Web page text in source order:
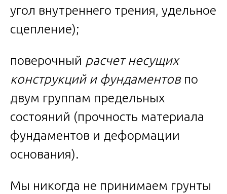
угол внутреннего трения, удельное
сцепление);
поверочный расчет несущих
конструкций и фундаментовпо
двум группам предельных
состояний (прочность материала
фундаментов и деформации
основания).
Мы никогда не принимаем грунты